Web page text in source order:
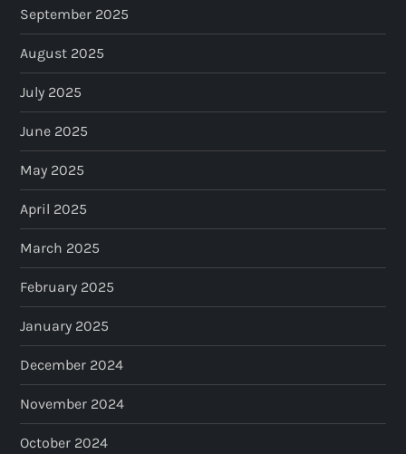
September 2025
August 2025
July 2025
June 2025
May 2025
April 2025
March 2025
February 2025
January 2025
December 2024
November 2024
October 2024